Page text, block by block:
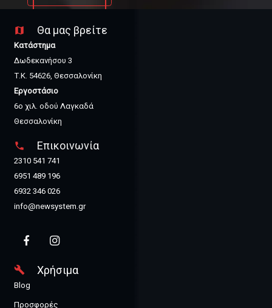
map Θα μας βρείτε
Κατάστημα
Δωδεκανήσου 3
Τ.Κ. 54626, Θεσσαλονίκη
Εργοστάσιο
6ο χιλ. οδού Λαγκαδά
Θεσσαλονίκη
phone Επικοινωνία
2310 541 741
6951 489 196
6932 346 026
info@newsystem.gr
build Χρήσιμα
Blog
Προσφορές